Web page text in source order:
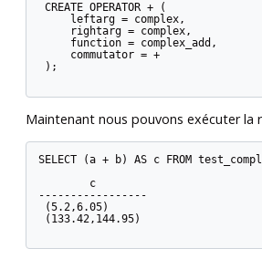
CREATE OPERATOR + (
     leftarg = complex,
     rightarg = complex,
     function = complex_add,
     commutator = +
);
Maintenant nous pouvons exécuter la
SELECT (a + b) AS c FROM
        c
-----------------
(5.2,6.05)
(133.42,144.95)